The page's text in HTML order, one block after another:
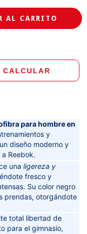
CALCULAR
para hombre en
y
diseño moderno y
Reebok.
una ligereza y
fresco y
Su color negro
prendas, otorgándote
total libertad de
para el gimnasio,